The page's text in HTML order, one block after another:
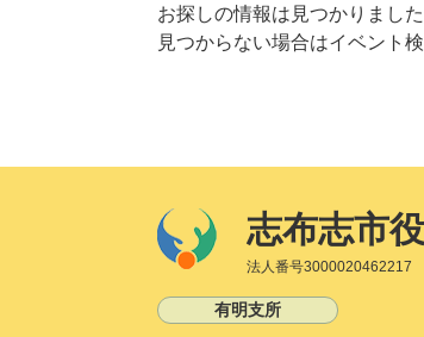
お探しの情報は見つかりました
見つからない場合はイベント
志布志市
法人番号3000020462217
有明支所